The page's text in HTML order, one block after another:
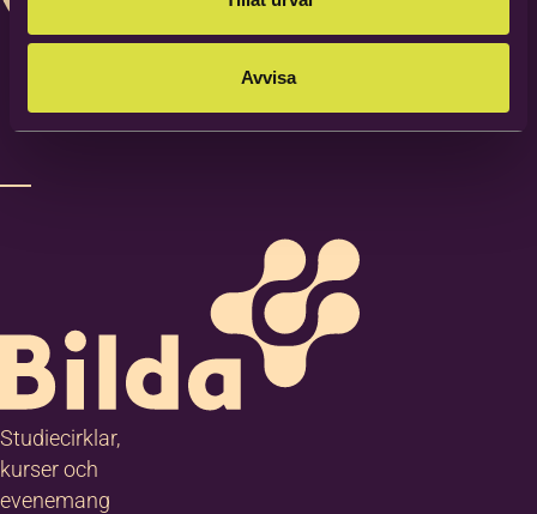
Avvisa
Studiecirklar,
kurser och
evenemang